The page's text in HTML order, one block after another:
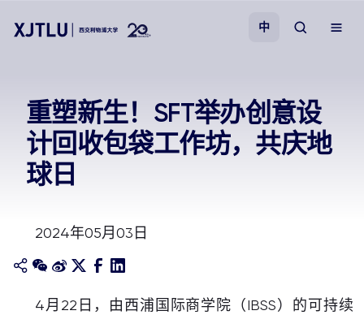
招生
科研
学院
中
重塑新生！SFT举办创意设
计回收包袋工作坊，共庆地
球日
2024年05月03日
4月22日，由西浦国际商学院（IBSS）的可持续